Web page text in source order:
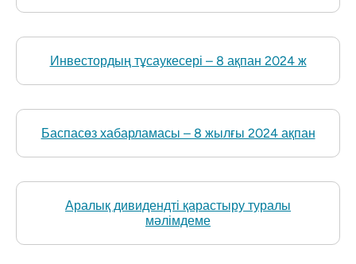
Инвестордың тұсаукесері – 8 ақпан 2024 ж
Баспасөз хабарламасы – 8 жылғы 2024 ақпан
Аралық дивидендті қарастыру туралы
мәлімдеме